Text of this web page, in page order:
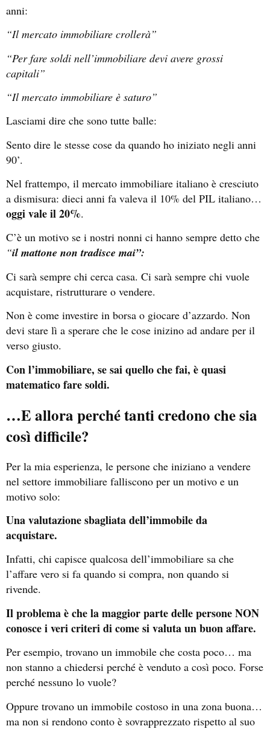
anni:
“Il mercato immobiliare crollerà”
“Per fare soldi nell’immobiliare devi avere grossi
capitali”
“Il mercato immobiliare è saturo”
Lasciami dire che sono tutte balle:
Sento dire le stesse cose da quando ho iniziato negli anni
90’.
Nel frattempo, il mercato immobiliare italiano è cresciuto
a dismisura: dieci anni fa valeva il 10% del PIL italiano…
oggi vale il 20%.
C’è un motivo se i nostri nonni ci hanno sempre detto che
“il mattone non tradisce mai”:
Ci sarà sempre chi cerca casa. Ci sarà sempre chi vuole
acquistare, ristrutturare o vendere.
Non è come investire in borsa o giocare d’azzardo. Non
devi stare lì a sperare che le cose inizino ad andare per il
verso giusto.
Con l’immobiliare, se sai quello che fai, è quasi
matematico fare soldi.
…E allora perché tanti credono che sia
così difficile?
Per la mia esperienza, le persone che iniziano a vendere
nel settore immobiliare falliscono per un motivo e un
motivo solo:
Una valutazione sbagliata dell’immobile da
acquistare.
Infatti, chi capisce qualcosa dell’immobiliare sa che
l’affare vero si fa quando si compra, non quando si
rivende.
Il problema è che la maggior parte delle persone NON
conosce i veri criteri di come si valuta un buon affare.
Per esempio, trovano un immobile che costa poco… ma
non stanno a chiedersi perché è venduto a così poco. Forse
perché nessuno lo vuole?
Oppure trovano un immobile costoso in una zona buona…
ma non si rendono conto è sovrapprezzato rispetto al suo